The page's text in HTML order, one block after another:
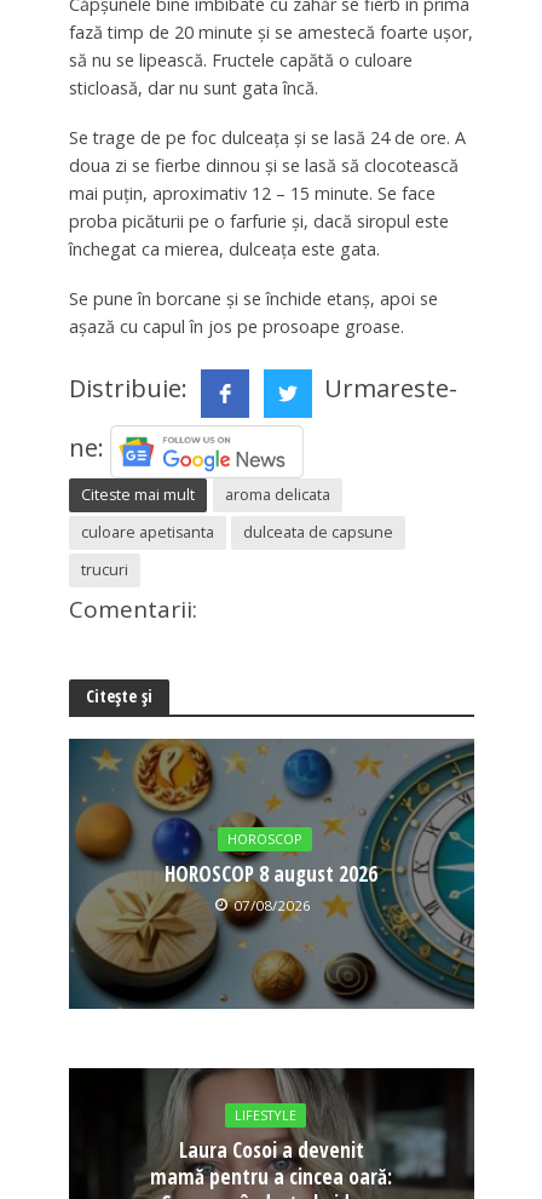
fază timp de 20 minute și se amestecă foarte ușor,
să nu se lipească. Fructele capătă o culoare
sticloasă, dar nu sunt gata încă.
Se trage de pe foc dulceața și se lasă 24 de ore. A
doua zi se fierbe dinnou și se lasă să clocotească
mai puțin, aproximativ 12 – 15 minute. Se face
proba picăturii pe o farfurie și, dacă siropul este
închegat ca mierea, dulceața este gata.
Se pune în borcane și se închide etanș, apoi se
așază cu capul în jos pe prosoape groase.
Distribuie:
Urmareste-
ne:
Citeste mai mult
aroma delicata
culoare apetisanta
dulceata de capsune
trucuri
Comentarii:
Citește și
HOROSCOP
HOROSCOP 8 august 2026
07/08/2026
LIFESTYLE
Laura Cosoi a devenit
mamă pentru a cincea oară: